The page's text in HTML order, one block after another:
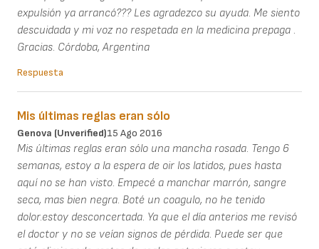
expulsión ya arrancó??? Les agradezco su ayuda. Me siento
descuidada y mi voz no respetada en la medicina prepaga .
Gracias. Córdoba, Argentina
Respuesta
Mis últimas reglas eran sólo
Genova (unverified)15 Ago 2016
Mis últimas reglas eran sólo una mancha rosada. Tengo 6
semanas, estoy a la espera de oir los latidos, pues hasta
aquí no se han visto. Empecé a manchar marrón, sangre
seca, mas bien negra. Boté un coagulo, no he tenido
dolor.estoy desconcertada. Ya que el día anterios me revisó
el doctor y no se veían signos de pérdida. Puede ser que